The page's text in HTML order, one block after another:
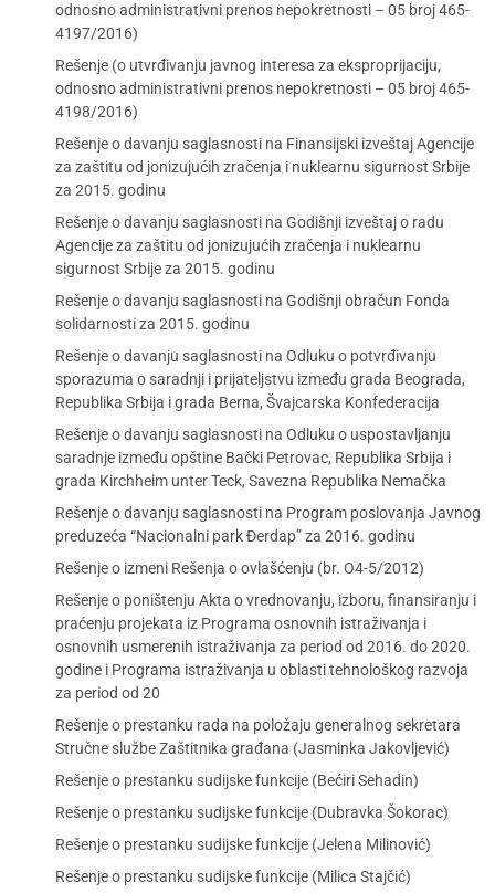
odnosno administrativni prenos nepokretnosti – 05 broj 465-
4197/2016)
Rešenje (o utvrđivanju javnog interesa za eksproprijaciju,
odnosno administrativni prenos nepokretnosti – 05 broj 465-
4198/2016)
Rešenje o davanju saglasnosti na Finansijski izveštaj Agencije
za zaštitu od jonizujućih zračenja i nuklearnu sigurnost Srbije
za 2015. godinu
Rešenje o davanju saglasnosti na Godišnji izveštaj o radu
Agencije za zaštitu od jonizujućih zračenja i nuklearnu
sigurnost Srbije za 2015. godinu
Rešenje o davanju saglasnosti na Godišnji obračun Fonda
solidarnosti za 2015. godinu
Rešenje o davanju saglasnosti na Odluku o potvrđivanju
sporazuma o saradnji i prijateljstvu između grada Beograda,
Republika Srbija i grada Berna, Švajcarska Konfederacija
Rešenje o davanju saglasnosti na Odluku o uspostavljanju
saradnje između opštine Bački Petrovac, Republika Srbija i
grada Kirchheim unter Teck, Savezna Republika Nemačka
Rešenje o davanju saglasnosti na Program poslovanja Javnog
preduzeća “Nacionalni park Đerdap” za 2016. godinu
Rešenje o izmeni Rešenja o ovlašćenju (br. O4-5/2012)
Rešenje o poništenju Akta o vrednovanju, izboru, finansiranju i
praćenju projekata iz Programa osnovnih istraživanja i
osnovnih usmerenih istraživanja za period od 2016. do 2020.
godine i Programa istraživanja u oblasti tehnološkog razvoja
za period od 20
Rešenje o prestanku rada na položaju generalnog sekretara
Stručne službe Zaštitnika građana (Jasminka Jakovljević)
Rešenje o prestanku sudijske funkcije (Bećiri Sehadin)
Rešenje o prestanku sudijske funkcije (Dubravka Šokorac)
Rešenje o prestanku sudijske funkcije (Jelena Milinović)
Rešenje o prestanku sudijske funkcije (Milica Stajčić)